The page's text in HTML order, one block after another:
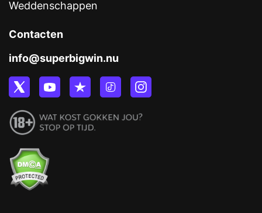
Weddenschappen
Contacten
info@superbigwin.nu